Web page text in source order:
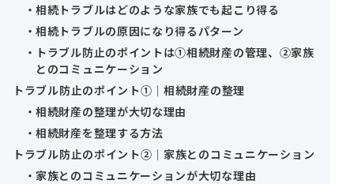
相続トラブルはどのような家族でも起こり得る
相続トラブルの原因になり得るパターン
トラブル防止のポイントは①相続財産の管理、②家族
とのコミュニケーション
トラブル防止のポイント①│相続財産の整理
相続財産の整理が大切な理由
相続財産を整理する方法
トラブル防止のポイント②│家族とのコミュニケーション
家族とのコミュニケーションが大切な理由